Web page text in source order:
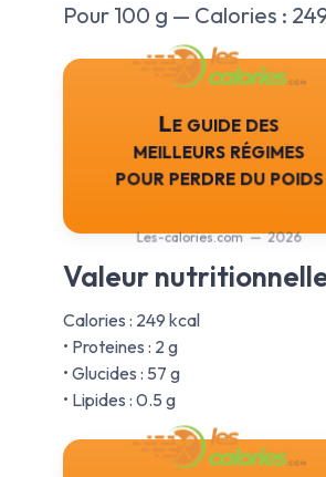
Pour 100 g — Calories :
Le guide des
meilleurs régimes
pour perdre du poids
Les-calories.com — 2026
Valeur
Calories : 249 kcal
• Proteines : 2 g
• Glucides : 57 g
• Lipides : 0.5 g